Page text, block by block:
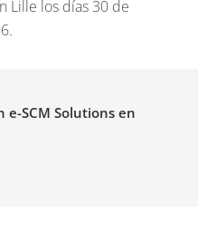
Lille los días 30 de
e-SCM Solutions en